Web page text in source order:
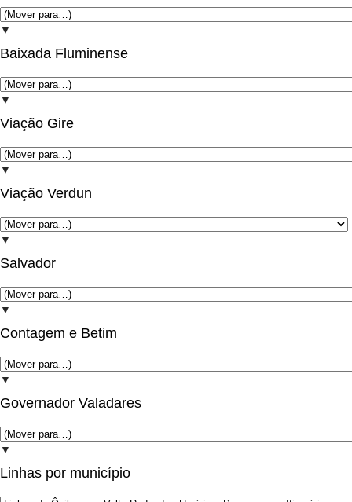
▼
Baixada Fluminense
▼
Viação Gire
▼
Viação Verdun
▼
Salvador
▼
Contagem e Betim
▼
Governador Valadares
▼
Linhas por município